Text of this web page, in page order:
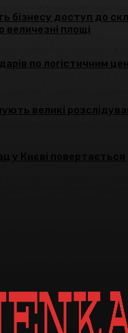
бізнесу доступ до
площі
по логістичним
великі